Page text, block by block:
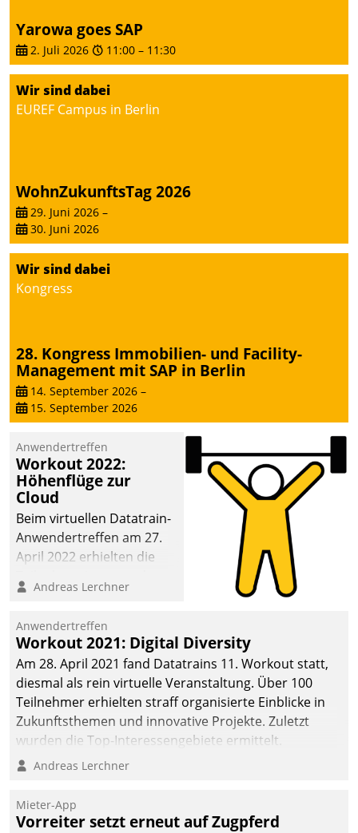
Yarowa goes SAP
2. Juli 2026 11:00 – 11:30
Wir sind dabei
EUREF Campus in Berlin
WohnZukunftsTag 2026
29. Juni 2026 –
30. Juni 2026
Wir sind dabei
Kongress
28. Kongress Immobilien- und Facility-
Management mit SAP in Berlin
14. September 2026 –
15. September 2026
Anwendertreffen
Workout 2022:
Höhenflüge zur
Cloud
Beim virtuellen Datatrain-
Anwendertreffen am 27.
April 2022 erhielten die
Teilnehmer kurzweilige
Cloud-Strategien und -
Lösungen mit hohem
Zukunftspotenzial.
Andreas Lerchner
Anwendertreffen
Workout 2021: Digital Diversity
Am 28. April 2021 fand Datatrains 11. Workout statt,
diesmal als rein virtuelle Veranstaltung. Über 100
Teilnehmer erhielten straff organisierte Einblicke in
Zukunftsthemen und innovative Projekte. Zuletzt
wurden die Top-Interessengebiete ermittelt.
Andreas Lerchner
Mieter-App
Vorreiter setzt erneut auf Zugpferd